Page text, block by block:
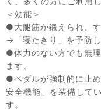
＜効能＞
●大腿筋が鍛えられ、
→「寝たきり」を予防し
●体力のない方でも無
ます。
●ペダルが強制的に止
安全機能」を装備して
す。